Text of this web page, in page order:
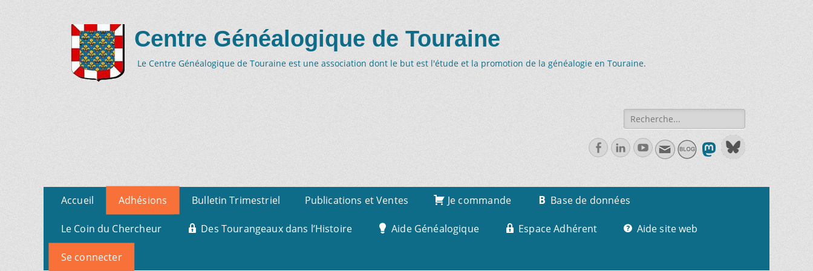
Centre Généalogique de Touraine
Le Centre Généalogique de Touraine est une association dont le but est l'étude et la promotion de la généalogie en Touraine.
Recherche
de:
FacebookLinkedlnYoutube
Menu
primaire
contenu
Accueil Adhésions Bulletin Trimestriel Publications et Ventes Je commande Base de données
Le Coin du Chercheur Des Tourangeaux dans l’Histoire Aide Généalogique Espace Adhérent Aide site web
Se connecter